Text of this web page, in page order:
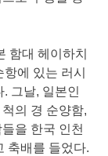
함대 헤이하치
에 있는 러시
그날, 일본인
의 경 순양함,
을 한국 인천
축배를 들었다.